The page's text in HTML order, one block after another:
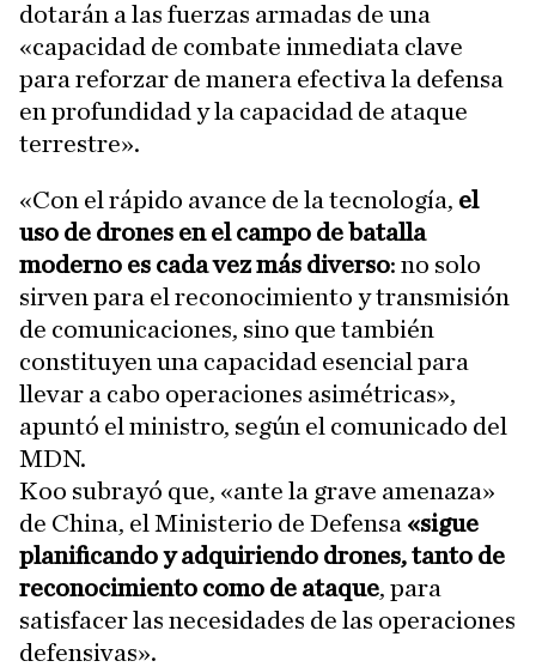
dotarán a las fuerzas armadas de una
«capacidad de combate inmediata clave
para reforzar de manera efectiva la defensa
en profundidad y la capacidad de ataque
terrestre».
«Con el rápido avance de la tecnología, el
uso de drones en el campo de batalla
moderno es cada vez más diverso: no solo
sirven para el reconocimiento y transmisión
de comunicaciones, sino que también
constituyen una capacidad esencial para
llevar a cabo operaciones asimétricas»,
apuntó el ministro, según el comunicado del
MDN.
Koo subrayó que, «ante la grave amenaza»
de China, el Ministerio de Defensa «sigue
planificando y adquiriendo drones, tanto de
reconocimiento como de ataque, para
satisfacer las necesidades de las operaciones
defensivas».